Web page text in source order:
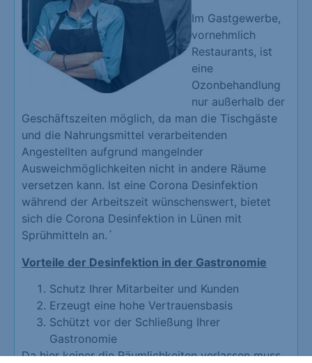
Im Gastgewerbe,
vornehmlich
Restaurants, ist
eine
Ozonbehandlung
nur außerhalb der
Geschäftszeiten möglich, da man die Tischgäste
und die Nahrungsmittel verarbeitenden
Angestellten aufgrund mangelnder
Ausweichmöglichkeiten nicht in andere Räume
versetzen kann. Ist eine Corona Desinfektion
während der Arbeitszeit wünschenswert, bietet
sich die Corona Desinfektion in Lünen mit
Sprühmitteln an.´
Vorteile der Desinfektion in der Gastronomie
Schutz Ihrer Mitarbeiter und Kunden
Erzeugt eine hohe Vertrauensbasis
Schützt vor der Schließung Ihrer
Gastronomie
Da hier keiner die Räumlichkeiten verlassen muss,